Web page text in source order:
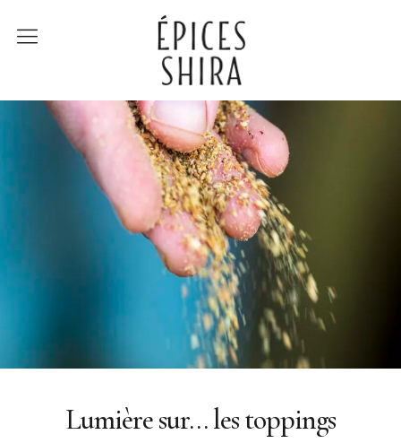
Épices Shira
Revenir à la boutique
Recettes
À la rencontre des
producteurs
Lumière sur…
Lumière sur… les toppings